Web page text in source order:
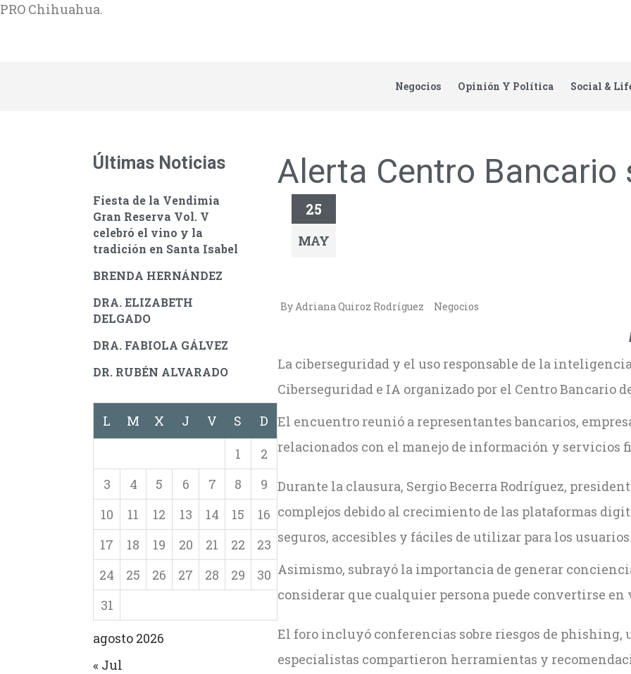
PRO Chihuahua.
Negocios Opinión Y Política Social &
Últimas Noticias
Fiesta de la Vendimia
Gran Reserva Vol. V
celebró el vino y la
tradición en Santa Isabel
BRENDA HERNÁNDEZ
DRA. ELIZABETH
DELGADO
DRA. FABIOLA GÁLVEZ
DR. RUBÉN ALVARADO
agosto 2026
L M X J V S
D
1
2
3
4 5 6 7 8
9
10
11 12 13 14 15
16
17
18 19 20 21 22
23
24
25 26 27 28 29
30
31
« Jul
Alerta Centro
25
MAY
By Adriana Quiroz Rodríguez Negocios
La ciberseguridad y el uso responsable de la
Ciberseguridad e IA organizado por el Centro Bancario
El encuentro reunió a representantes bancarios,
relacionados con el manejo de información y servicios
Durante la clausura, Sergio Becerra Rodríguez,
complejos debido al crecimiento de las plataformas
seguros, accesibles y fáciles de utilizar para los
Asimismo, subrayó la importancia de generar
considerar que cualquier persona puede convertirse
El foro incluyó conferencias sobre riesgos de phishing,
especialistas compartieron herramientas y